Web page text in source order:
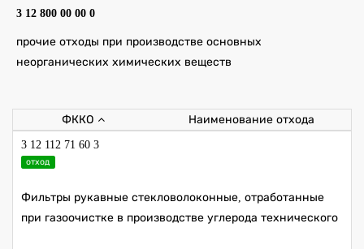
3 12 800 00 00 0
прочие отходы при производстве основных
неорганических химических веществ
ФККО Наименование отхода
3 12 112 71 60 3
отход
Фильтры рукавные стекловолоконные, отработанные
при газоочистке в производстве углерода технического